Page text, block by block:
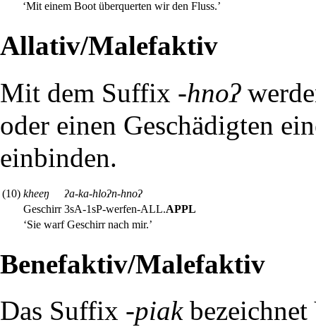
‘Mit einem Boot überquerten wir den Fluss.’
Allativ/Malefaktiv
Mit dem Suffix -hnoʔ
oder einen Geschädigten
einbinden.
(10) kheeŋ
ʔa-ka-hloʔn-hnoʔ
Geschirr 3sA-1sP-werfen-ALL.APPL
‘Sie warf Geschirr nach mir.’
Benefaktiv/Malefaktiv
Das Suffix -piakbezeichnet